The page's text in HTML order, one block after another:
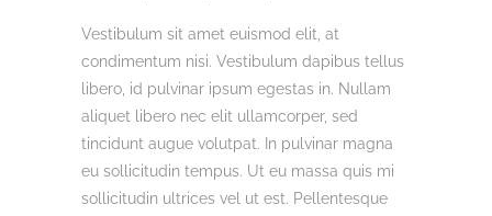
Vestibulum sit amet euismod elit, at
condimentum nisi. Vestibulum dapibus tellus
libero, id pulvinar ipsum egestas in. Nullam
aliquet libero nec elit ullamcorper, sed
tincidunt augue volutpat. In pulvinar magna
eu sollicitudin tempus. Ut eu massa quis mi
sollicitudin ultrices vel ut est. Pellentesque